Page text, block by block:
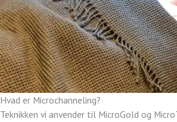
Hvad er Microchanneling?
Teknikken vi anvender til MicroGold og